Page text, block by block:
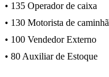
• 135 Operador de caixa
• 130 Motorista de
• 100 Vendedor Externo
• 80 Auxiliar de Estoque